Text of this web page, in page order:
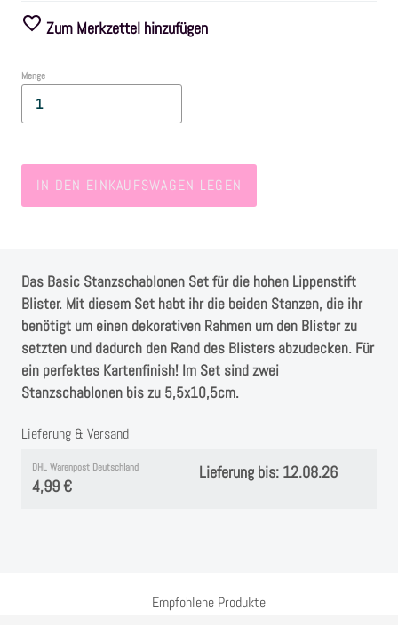
Zubehör
Maritim/Sommer
Herbst
Weihnachten
Instagram
Kranzliebe
Zum Merkzettel hinzufügen
Menge
IN DEN EINKAUFSWAGEN LEGEN
Das Basic Stanzschablonen Set für die hohen Lippenstift
Blister. Mit diesem Set habt ihr die beiden Stanzen, die ihr
benötigt um einen dekorativen Rahmen um den Blister zu
setzten und dadurch den Rand des Blisters abzudecken. Für
ein perfektes Kartenfinish! Im Set sind zwei
Stanzschablonen bis zu 5,5x10,5cm.
Lieferung & Versand
DHL Warenpost Deutschland
4,99 €
Lieferung bis: 12.08.26
Empfohlene Produkte